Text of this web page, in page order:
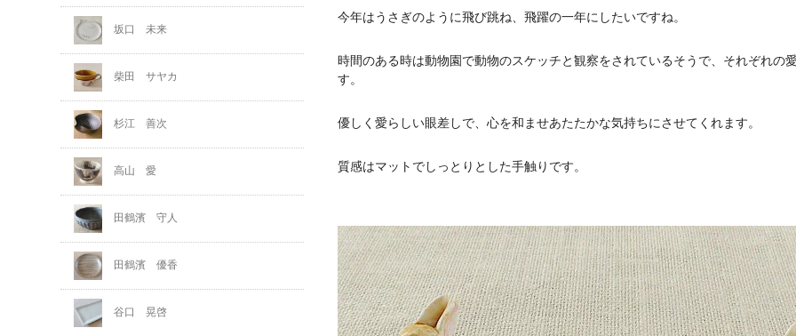
今年はうさぎのように飛び跳ね、飛躍の一年にしたいですね。
時間のある時は動物園で動物のスケッチと観察をされているそうで、それぞれの
す。
優しく愛らしい眼差しで、心を和ませあたたかな気持ちにさせてくれます。
質感はマットでしっとりとした手触りです。
坂口 未来
柴田 サヤカ
杉江 善次
高山 愛
田鶴濱 守人
田鶴濱 優香
谷口 晃啓